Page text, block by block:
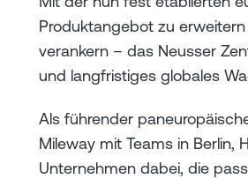
Produktangebot zu
verankern – das Neusser
und langfristiges globales
Als führender
Mileway mit Teams in Berlin,
Unternehmen dabei, die